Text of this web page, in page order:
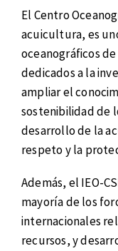
El Centro
acuicultura, es
oceanográficos
dedicados a la
ampliar el
sostenibilidad de
desarrollo de la
respeto y la
Además, el IEO-
mayoría de los
internacionales
recursos, y